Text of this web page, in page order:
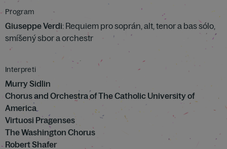
Program
Giuseppe Verdi: Requiem pro soprán, alt, tenor a bas sólo,
smíšený sbor a orchestr
Interpreti
Murry Sidlin
Chorus and Orchestra of The Catholic University of
America
Virtuosi Pragenses
The Washington Chorus
Robert Shafer